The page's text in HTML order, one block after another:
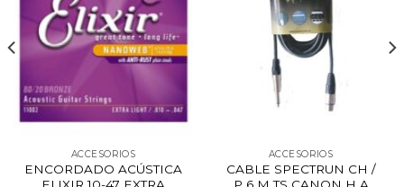
ACCESORIOS
ENCORDADO ACÚSTICA
ACCESORIOS
CABLE SPECTRUN CH /